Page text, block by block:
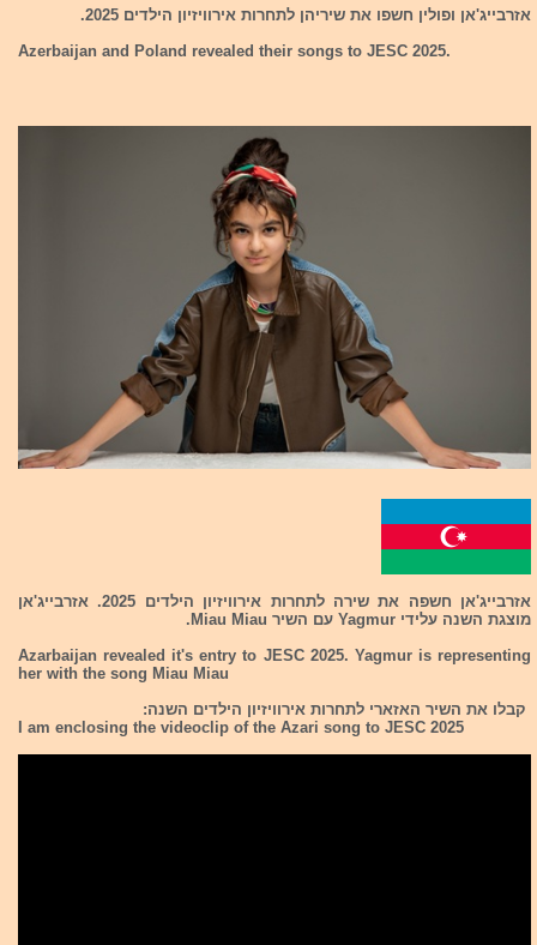
אזרבייג'אן ופולין חשפו את שיריהן לתחרות אירוויזיון הילדים 2025.
Azerbaijan and Poland revealed their songs to JESC 2025.
אזרבייג'אן חשפה את שירה לתחרות אירוויזיון הילדים 2025. אזרבייג'אן
מוצגת השנה עלידי Yagmur עם השיר Miau Miau.
Azarbaijan revealed it's entry to JESC 2025. Yagmur is representing
her with the song Miau Miau
קבלו את השיר האזארי לתחרות אירוויזיון הילדים השנה:
I am enclosing the videoclip of the Azari song to JESC 2025